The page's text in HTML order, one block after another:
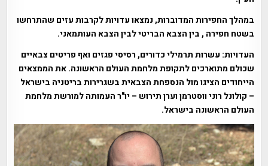
במהלך החפירות המדוברות, נמצאו עדויות לקרבות עזים שהתרחשו
בשטח חפירה , בין הצבא הבריטי לבין הצבא העותמאני.
העדויות: עשרות תרמילי כדורים, רסיסי פגזים ואף פריטים צבאיים
שכולם מתוארכים לתקופת מלחמת העולם הראשונה. את הממצאים
הייחודים הציגו מול הנספחת הצבאית בשגרירות בריטניה בישראל
– קולונל רוני ווסטרמן וערן תירוש – יו"ר העמותה למורשת מלחמת
העולם הראשונה בישראל.